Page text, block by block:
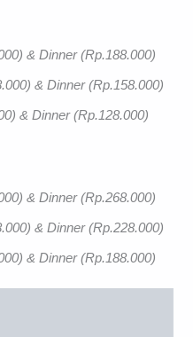
& Dinner (Rp.188.000)
& Dinner (Rp.158.000)
& Dinner (Rp.128.000)
& Dinner (Rp.268.000)
& Dinner (Rp.228.000)
& Dinner (Rp.188.000)